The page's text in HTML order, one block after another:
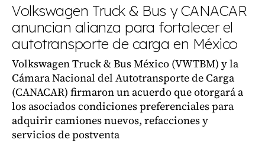
Volkswagen Truck & Bus y CANACAR
anuncian alianza para fortalecer el
autotransporte de carga en México
Volkswagen Truck & Bus México (VWTBM) y la
Cámara Nacional del Autotransporte de Carga
(CANACAR) firmaron un acuerdo que otorgará a
los asociados condiciones preferenciales para
adquirir camiones nuevos, refacciones y
servicios de postventa